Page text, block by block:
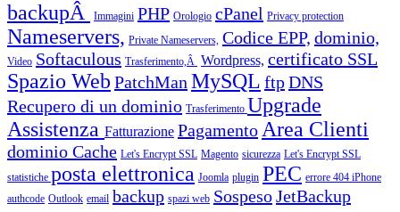
backupÂ Immagini PHP Orologio cPanel Privacy protection
Nameservers, Private Nameservers, Codice EPP, dominio,
Video Softaculous Trasferimento,Â Wordpress, certificato SSL
Spazio Web PatchMan MySQL ftpDNS
Recupero di un dominio Trasferimento Upgrade
Assistenza Fatturazione Pagamento Area Clienti
dominio Cache Let's Encrypt SSL Magento sicurezza Let's Encrypt SSL
statistiche posta elettronica Joomla plugin PEC errore 404 iPhone
authcode Outlook email backup spazi web SospesoJetBackup